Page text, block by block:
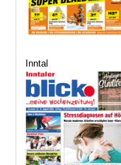
Inntal